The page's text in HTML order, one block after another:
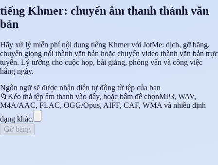
tiếng Khmer: chuyển âm thanh thành văn
bản
Hãy xử lý miễn phí nội dung tiếng Khmer với JotMe: dịch, gỡ băng,
chuyển giọng nói thành văn bản hoặc chuyển video thành văn bản trực
tuyến. Lý tưởng cho cuộc họp, bài giảng, phỏng vấn và công việc
hằng ngày.
Ngôn ngữ sẽ được nhận diện tự động từ tệp của bạn
📁 Kéo thả tệp âm thanh vào đây, hoặc bấm để chọnMP3, WAV,
M4A/AAC, FLAC, OGG/Opus, AIFF, CAF, WMA và nhiều định
dạng khác.
Gỡ băng